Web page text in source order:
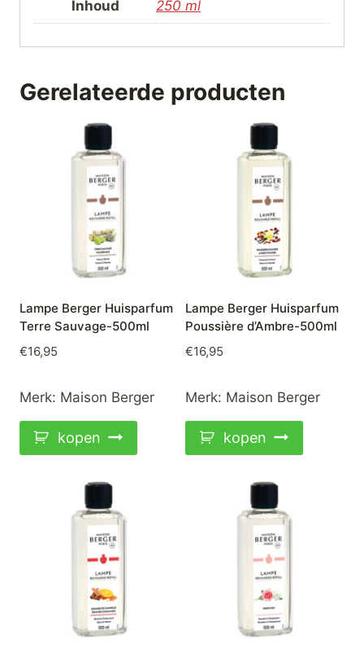
Inhoud 250 ml
Gerelateerde producten
Lampe Berger Huisparfum
Terre Sauvage-500ml
€16,95
Merk: Maison Berger
kopen
Lampe Berger Huisparfum
Poussière d’Ambre-500ml
€16,95
Merk: Maison Berger
kopen